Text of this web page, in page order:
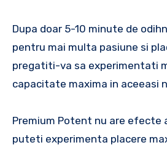
Dupa doar 5-10 minute de
pentru mai multa pasiune si
pregatiti-va sa experimentati
capacitate maxima in aceeasi
Premium Potent nu are efecte
puteti experimenta placere